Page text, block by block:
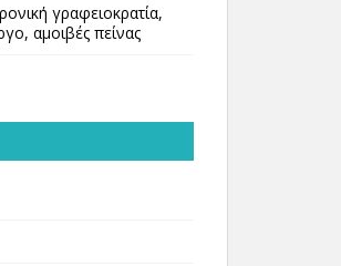
γραφειοκρατία,
αμοιβές πείνας